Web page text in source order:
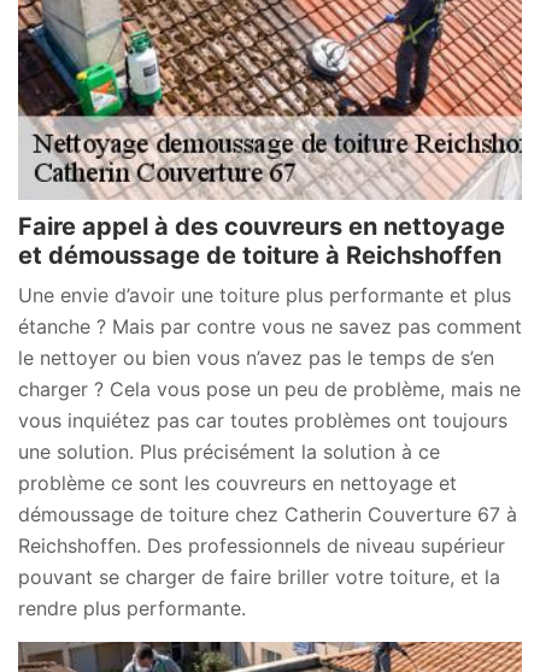
Faire appel à des couvreurs en nettoyage
et démoussage de toiture à Reichshoffen
Une envie d’avoir une toiture plus performante et plus
étanche ? Mais par contre vous ne savez pas comment
le nettoyer ou bien vous n’avez pas le temps de s’en
charger ? Cela vous pose un peu de problème, mais ne
vous inquiétez pas car toutes problèmes ont toujours
une solution. Plus précisément la solution à ce
problème ce sont les couvreurs en nettoyage et
démoussage de toiture chez Catherin Couverture 67 à
Reichshoffen. Des professionnels de niveau supérieur
pouvant se charger de faire briller votre toiture, et la
rendre plus performante.